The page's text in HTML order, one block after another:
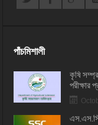
পাঁচমিশালী
কৃষি
পরীক্ষার